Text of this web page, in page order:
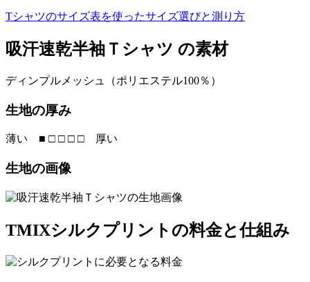
Tシャツのサイズ表を使ったサイズ選びと測り方
吸汗速乾半袖Ｔシャツ の素材
ディンプルメッシュ（ポリエステル100％）
生地の厚み
薄い ■ □ □ □ □ 厚い
生地の画像
TMIXシルクプリントの料金と仕組み